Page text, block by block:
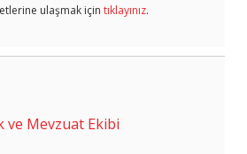
ulaşmak için tıklayınız.
Mevzuat Ekibi